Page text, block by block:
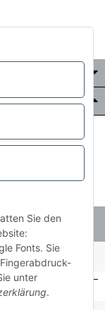
Sie den
Fonts. Sie
unter
.